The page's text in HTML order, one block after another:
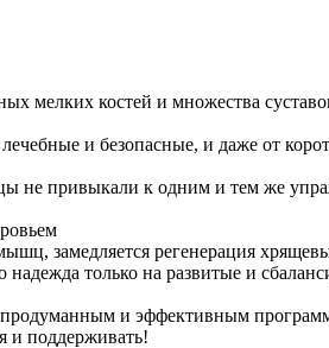
мелких костей и множества
и безопасные, и даже от
не привыкали к одним и тем же
замедляется регенерация
надежда только на развитые и
и эффективным
и поддерживать!